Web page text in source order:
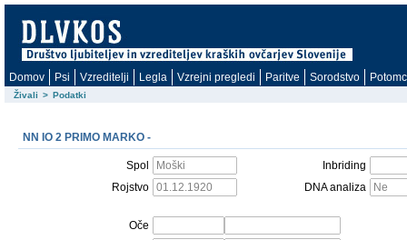
Domov Psi Vzreditelji Legla Vzrejni pregledi Paritve Sorodstvo
Živali > Podatki
NN IO 2 PRIMO MARKO -
Spol
Inbriding
Rojstvo
DNA analiza
Oče